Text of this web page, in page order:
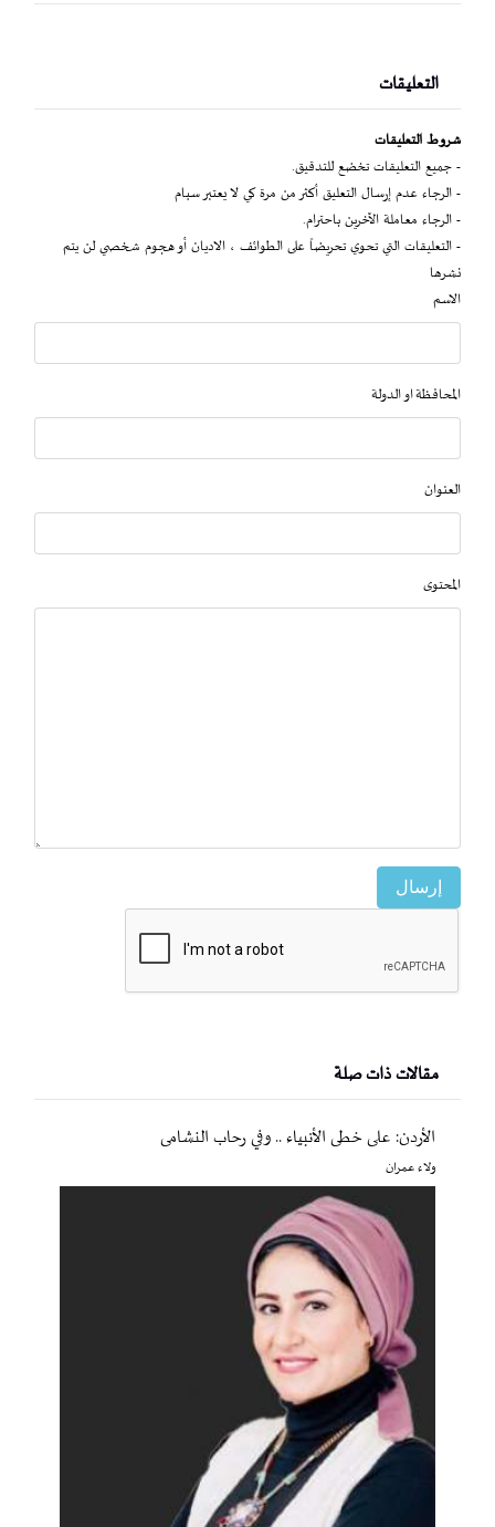
التعليقات
شروط التعليقات
- جميع التعليقات تخضع للتدقيق.
- الرجاء عدم إرسال التعليق أكثر من مرة كي لا يعتبر سبام
- الرجاء معاملة الآخرين باحترام.
- التعليقات التي تحوي تحريضاً على الطوائف ، الاديان أو هجوم شخصي لن يتم
نشرها
الاسم
المحافظة او الدولة
العنوان
المحتوى
إرسال
مقالات ذات صلة
الأردن: على خطى الأنبياء .. وفي رحاب النشامى
ولاء عمران